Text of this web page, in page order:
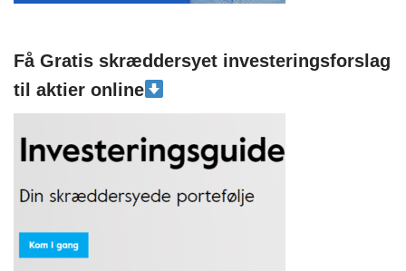
Få Gratis skræddersyet investeringsforslag
til aktier online